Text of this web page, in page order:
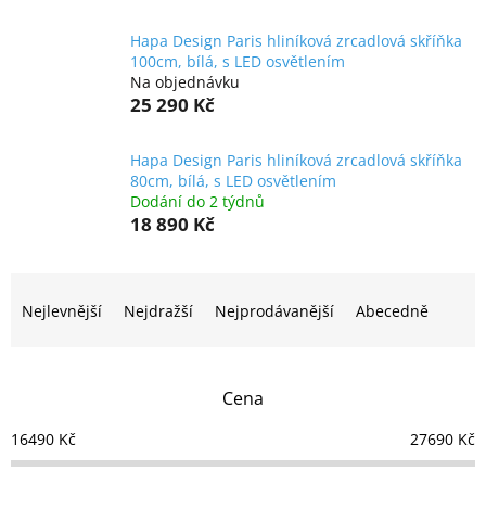
Hapa Design Paris hliníková zrcadlová skříňka
100cm, bílá, s LED osvětlením
Na objednávku
25 290 Kč
Hapa Design Paris hliníková zrcadlová skříňka
80cm, bílá, s LED osvětlením
Dodání do 2 týdnů
18 890 Kč
p
r
o
Nejlevnější Nejdražší Nejprodávanější Abecedně
Cena
16490 Kč 27690 Kč